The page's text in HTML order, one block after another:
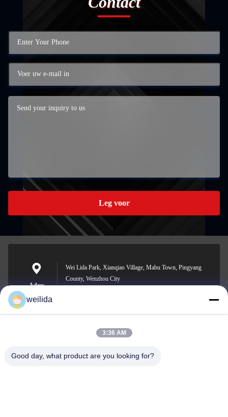
Leg voor
Adres
Wei Lida Park, Xianqiao Village, Mabu Town, Pingyang
County, Wenzhou City
E-mail
1013008132@qq.com
weilida
3:36 AM
Good day, what product are you looking for?